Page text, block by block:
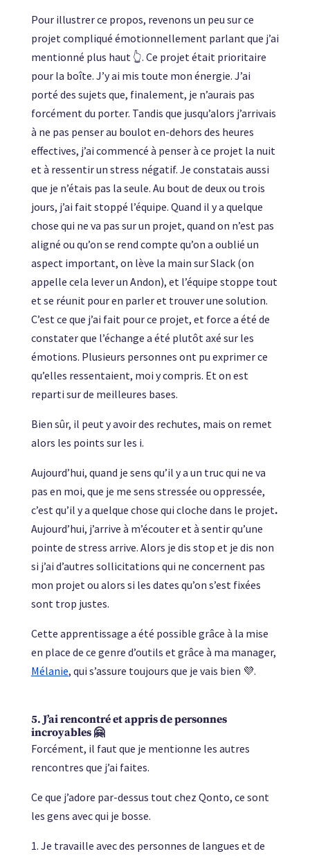
Pour illustrer ce propos, revenons un peu sur ce
projet compliqué émotionnellement parlant que j’ai
mentionné plus haut 👆. Ce projet était prioritaire
pour la boîte. J’y ai mis toute mon énergie. J’ai
porté des sujets que, finalement, je n’aurais pas
forcément du porter. Tandis que jusqu’alors j’arrivais
à ne pas penser au boulot en-dehors des heures
effectives, j’ai commencé à penser à ce projet la nuit
et à ressentir un stress négatif. Je constatais aussi
que je n’étais pas la seule. Au bout de deux ou trois
jours, j’ai fait stoppé l’équipe. Quand il y a quelque
chose qui ne va pas sur un projet, quand on n’est pas
aligné ou qu’on se rend compte qu’on a oublié un
aspect important, on lève la main sur Slack (on
appelle cela lever un Andon), et l’équipe stoppe tout
et se réunit pour en parler et trouver une solution.
C’est ce que j’ai fait pour ce projet, et force a été de
constater que l’échange a été plutôt axé sur les
émotions. Plusieurs personnes ont pu exprimer ce
qu’elles ressentaient, moi y compris. Et on est
reparti sur de meilleures bases.
Bien sûr, il peut y avoir des rechutes, mais on remet
alors les points sur les i.
Aujourd’hui, quand je sens qu’il y a un truc qui ne va
pas en moi, que je me sens stressée ou oppressée,
c’est qu’il y a quelque chose qui cloche dans le projet.
Aujourd’hui, j’arrive à m’écouter et à sentir qu’une
pointe de stress arrive. Alors je dis stop et je dis non
si j’ai d’autres sollicitations qui ne concernent pas
mon projet ou alors si les dates qu’on s’est fixées
sont trop justes.
Cette apprentissage a été possible grâce à la mise
en place de ce genre d’outils et grâce à ma manager,
Mélanie, qui s’assure toujours que je vais bien 💜.
5. J’ai rencontré et appris de personnes
incroyables 🤗
Forcément, il faut que je mentionne les autres
rencontres que j’ai faites.
Ce que j’adore par-dessus tout chez Qonto, ce sont
les gens avec qui je bosse.
1. Je travaille avec des personnes de langues et de